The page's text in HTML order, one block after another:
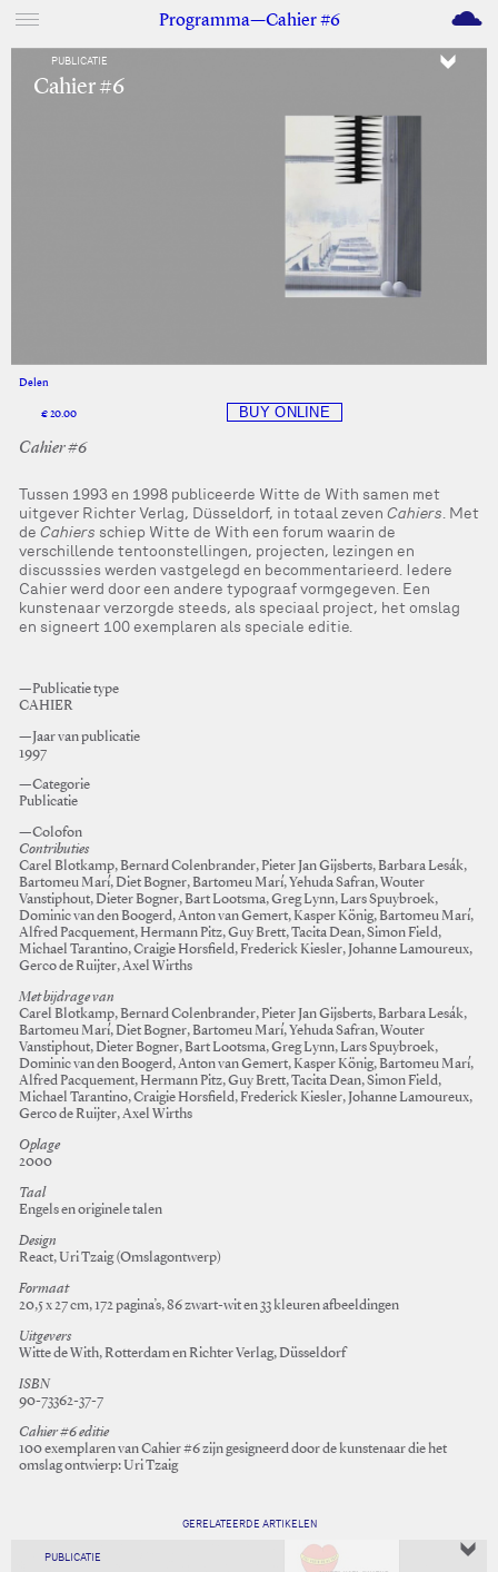
Programma—Cahier #6 M
PUBLICATIE
Cahier #6
Delen
€ 20.00
Cahier #6
Tussen 1993 en 1998 publiceerde Witte de With samen met
uitgever Richter Verlag, Düsseldorf, in totaal zeven Cahiers. Met
de Cahiers schiep Witte de With een forum waarin de
verschillende tentoonstellingen, projecten, lezingen en
discusssies werden vastgelegd en becommentarieerd. Iedere
Cahier werd door een andere typograaf vormgegeven. Een
kunstenaar verzorgde steeds, als speciaal project, het omslag
en signeert 100 exemplaren als speciale editie.
—Publicatie type
CAHIER
—Jaar van publicatie
1997
—Categorie
Publicatie
—Colofon
Contributies
Carel Blotkamp, Bernard Colenbrander, Pieter Jan Gijsberts, Barbara Lesák,
Bartomeu Marí, Diet Bogner, Bartomeu Marí, Yehuda Safran, Wouter
Vanstiphout, Dieter Bogner, Bart Lootsma, Greg Lynn, Lars Spuybroek,
Dominic van den Boogerd, Anton van Gemert, Kasper König, Bartomeu Marí,
Alfred Pacquement, Hermann Pitz, Guy Brett, Tacita Dean, Simon Field,
Michael Tarantino, Craigie Horsfield, Frederick Kiesler, Johanne Lamoureux,
Gerco de Ruijter, Axel Wirths
Met bijdrage van
Carel Blotkamp, Bernard Colenbrander, Pieter Jan Gijsberts, Barbara Lesák,
Bartomeu Marí, Diet Bogner, Bartomeu Marí, Yehuda Safran, Wouter
Vanstiphout, Dieter Bogner, Bart Lootsma, Greg Lynn, Lars Spuybroek,
Dominic van den Boogerd, Anton van Gemert, Kasper König, Bartomeu Marí,
Alfred Pacquement, Hermann Pitz, Guy Brett, Tacita Dean, Simon Field,
Michael Tarantino, Craigie Horsfield, Frederick Kiesler, Johanne Lamoureux,
Gerco de Ruijter, Axel Wirths
Oplage
2000
Taal
Engels en originele talen
Design
React, Uri Tzaig (Omslagontwerp)
Formaat
20,5 x 27 cm, 172 pagina’s, 86 zwart-wit en 33 kleuren afbeeldingen
Uitgevers
Witte de With, Rotterdam en Richter Verlag, Düsseldorf
ISBN
90-73362-37-7
Cahier #6 editie
100 exemplaren van Cahier #6 zijn gesigneerd door de kunstenaar die het
omslag ontwierp: Uri Tzaig
GERELATEERDE ARTIKELEN
PUBLICATIE